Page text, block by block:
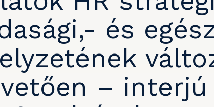
és
– interjú